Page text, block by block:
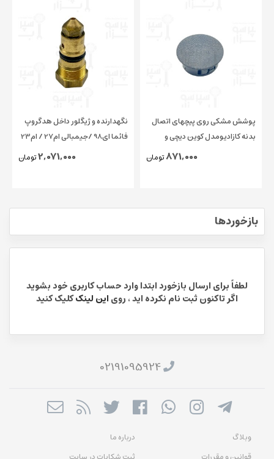
پوشش مشکی روی پیچهای اتصال
بدنه کازادیومدل کوین دیچی و
چیمبالی و فائما قطر ۱۵ میلیمتر
871,000تومان
نگهدارنده و ژیگلور داخل هدگروپ
فائما ای98 /جیمبالی ام27 / ام23
2,071,000تومان
بازخوردها
لطفاً برای ارسال بازخورد ابتدا وارد حساب کاربری خود بشوید
اگر تاکنون ثبت نام نکرده اید ، روی این لینککلیک کنید
02191095924
وبلاگ
درباره ما